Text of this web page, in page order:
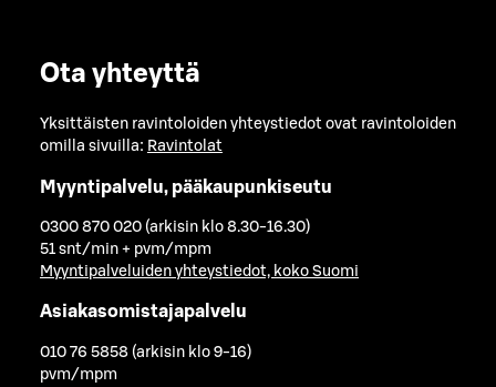
Ota yhteyttä
Yksittäisten ravintoloiden yhteystiedot ovat ravintoloiden
omilla sivuilla: Ravintolat
Myyntipalvelu, pääkaupunkiseutu
0300 870 020 (arkisin klo 8.30-16.30)
51 snt/min + pvm/mpm
Myyntipalveluiden yhteystiedot, koko Suomi
Asiakasomistajapalvelu
010 76 5858 (arkisin klo 9-16)
pvm/mpm